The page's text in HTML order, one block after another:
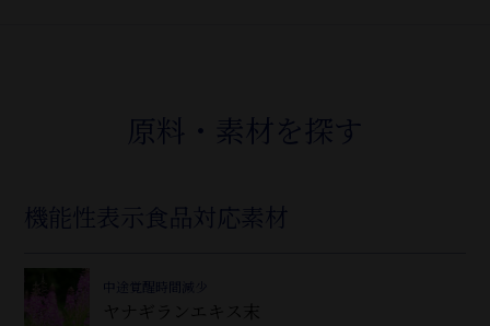
原料・素材を探す
機能性表示食品対応素材
中途覚醒時間減少
ヤナギランエキス末